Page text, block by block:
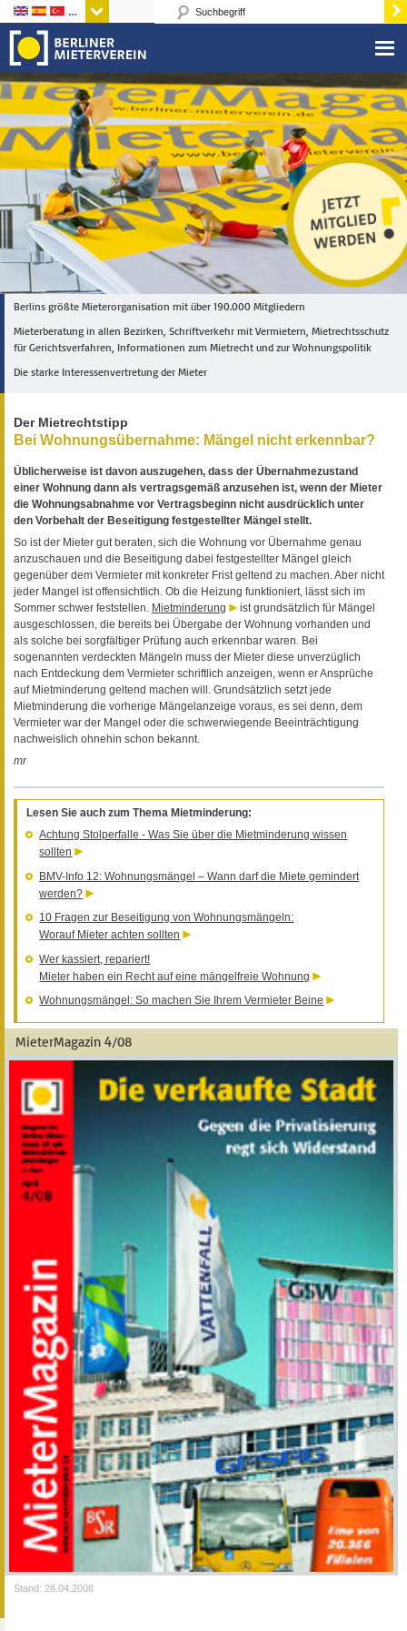
Sprachen
Berlins größte Mieterorganisation mit über 190.000 Mitgliedern
Mieterberatung in allen Bezirken, Schriftverkehr mit Vermietern, Mietrechtsschutz
für Gerichtsverfahren, Informationen zum Mietrecht und zur Wohnungspolitik
Die starke Interessenvertretung der Mieter
Der Mietrechtstipp
Bei Wohnungsübernahme: Mängel nicht erkennbar?
Üblicherweise ist davon auszugehen, dass der Übernahmezustand
einer Wohnung dann als vertragsgemäß anzusehen ist, wenn der Mieter
die Wohnungsabnahme vor Vertragsbeginn nicht ausdrücklich unter
den Vorbehalt der Beseitigung festgestellter Mängel stellt.
So ist der Mieter gut beraten, sich die Wohnung vor Übernahme genau
anzuschauen und die Beseitigung dabei festgestellter Mängel gleich
gegenüber dem Vermieter mit konkreter Frist geltend zu machen. Aber nicht
jeder Mangel ist offensichtlich. Ob die Heizung funktioniert, lässt sich im
Sommer schwer feststellen. Mietminderung
ist grundsätzlich für Mängel
ausgeschlossen, die bereits bei Übergabe der Wohnung vorhanden und
als solche bei sorgfältiger Prüfung auch erkennbar waren. Bei
sogenannten verdeckten Mängeln muss der Mieter diese unverzüglich
nach Entdeckung dem Vermieter schriftlich anzeigen, wenn er Ansprüche
auf Mietminderung geltend machen will. Grundsätzlich setzt jede
Mietminderung die vorherige Mängelanzeige voraus, es sei denn, dem
Vermieter war der Mangel oder die schwerwiegende Beeinträchtigung
nachweislich ohnehin schon bekannt.
mr
Lesen Sie auch zum Thema Mietminderung:
Achtung Stolperfalle - Was Sie über die Mietminderung wissen
sollten
BMV-Info 12: Wohnungsmängel – Wann darf die Miete gemindert
werden?
10 Fragen zur Beseitigung von Wohnungsmängeln:
Worauf Mieter achten sollten
Wer kassiert, repariert!
Mieter haben ein Recht auf eine mängelfreie Wohnung
Wohnungsmängel: So machen Sie Ihrem Vermieter Beine
MieterMagazin 4/08
Stand: 28.04.2008